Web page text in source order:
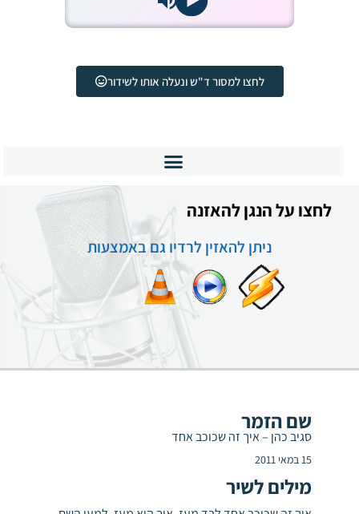
לחצו למסור ד"ש ונעלה אותו לשידור
לחצו על הנגן להאזנה
ניתן להאזין לרדיו גם באמצעות
שם הזמר
סגיב כהן – איך זה שכוכב אחד
15 במאי 2011
מילים לשיר